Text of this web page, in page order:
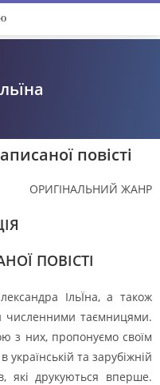
повісті
ОРИГІНАЛЬНИЙ ЖАНР
ПОВІСТІ
ІльЇна, а також
численними таємницями.
з них, пропонуємо своїм
та зарубіжній
які друкуються вперше.